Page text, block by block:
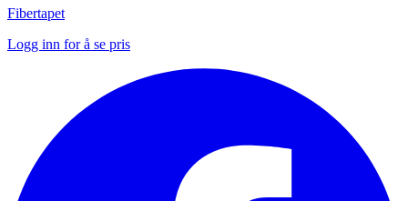
Fibertapet
Logg inn for å se pris